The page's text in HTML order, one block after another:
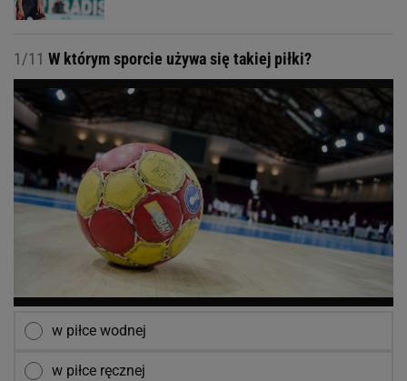
1/11 W którym sporcie używa się takiej piłki?
w piłce wodnej
w piłce ręcznej